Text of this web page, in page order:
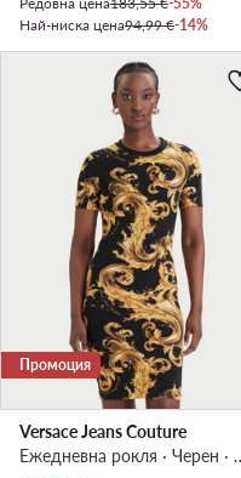
Най-ниска цена94,99 €-14%
Промоция
Versace Jeans Couture
Ежедневна